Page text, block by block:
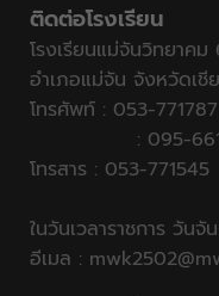
ติดต่อโรงเรียน
โรงเรียนแม่จันวิทยาค
อำเภอแม่จัน จังหวัดเชี
โทรศัพท์ : 053-771787
: 095-
โทรสาร : 053-771545
ในวันเวลาราชการ วัน
อีเมล :